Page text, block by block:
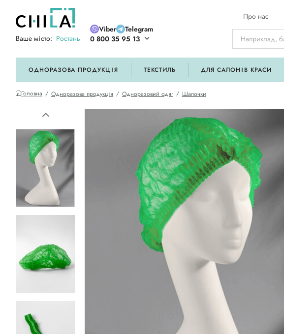
Ваше місто: Ростань
Viber
Telegram
0 800 35 95 13
Про нас
ОДНОРАЗОВА ПРОДУКЦІЯ ТЕКСТИЛЬ ДЛЯ САЛОНІВ КРАСИ
Головна Одноразова продукція Одноразовий одяг Шапочки